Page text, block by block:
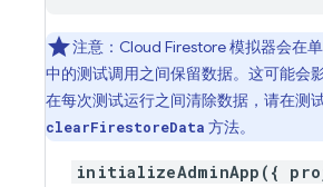
注意： Cloud Firestore模拟器会在
中的测试调用之间保留数据。这可能会
在每次测试运行之间清除数据，请在测
clearFirestoreData 方法。
initializeAdminApp({